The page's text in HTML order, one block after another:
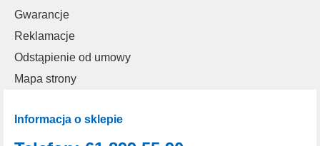
Gwarancje
Reklamacje
Odstąpienie od umowy
Mapa strony
Informacja o sklepie